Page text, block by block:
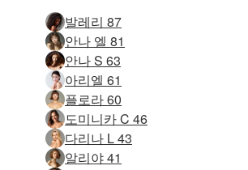
발레리 87
안나 엘 81
안나 S 63
아리엘 61
플로라 60
도미니카 C 46
다리나 L 43
알리야 41